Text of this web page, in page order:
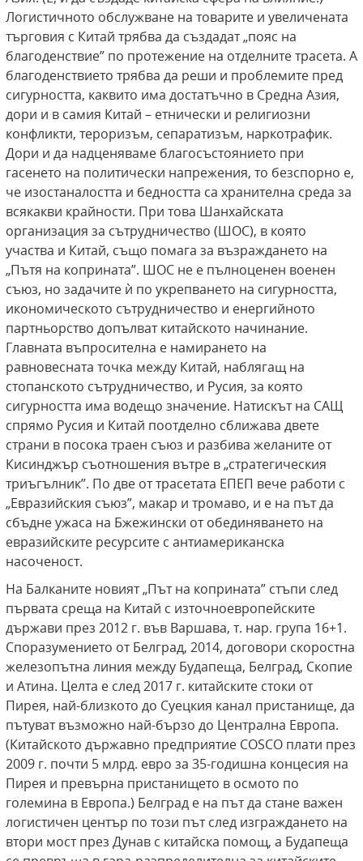
Логистичното обслужване на товарите и увеличената
търговия с Китай трябва да създадат „пояс на
благоденствие” по протежение на отделните трасета. А
благоденствието трябва да реши и проблемите пред
сигурността, каквито има достатъчно в Средна Азия,
дори и в самия Китай – етнически и религиозни
конфликти, тероризъм, сепаратизъм, наркотрафик.
Дори и да надценяваме благосъстоянието при
гасенето на политически напрежения, то безспорно е,
че изостаналостта и бедността са хранителна среда за
всякакви крайности. При това Шанхайската
организация за сътрудничество (ШОС), в която
участва и Китай, също помага за възраждането на
„Пътя на коприната”. ШОС не е пълноценен военен
съюз, но задачите ѝ по укрепването на сигурността,
икономическото сътрудничество и енергийното
партньорство допълват китайското начинание.
Главната въпросителна е намирането на
равновесната точка между Китай, наблягащ на
стопанското сътрудничество, и Русия, за която
сигурността има водещо значение. Натискът на САЩ
спрямо Русия и Китай поотделно сближава двете
страни в посока траен съюз и разбива желаните от
Кисинджър съотношения вътре в „стратегическия
триъгълник”. По две от трасетата ЕПЕП вече работи с
„Евразийския съюз”, макар и тромаво, и е на път да
сбъдне ужаса на Бжежински от обединяването на
евразийските ресурсите с антиамериканска
насоченост.
На Балканите новият „Път на коприната” стъпи след
първата среща на Китай с източноевропейските
държави през 2012 г. във Варшава, т. нар. група 16+1.
Споразумението от Белград, 2014, договори скоростна
железопътна линия между Будапеща, Белград, Скопие
и Атина. Целта е след 2017 г. китайските стоки от
Пирея, най-близкото до Суецкия канал пристанище, да
пътуват възможно най-бързо до Централна Европа.
(Китайското държавно предприятие COSCO плати през
2009 г. почти 5 млрд. евро за 35-годишна концесия на
Пирея и превърна пристанището в осмото по
големина в Европа.) Белград е на път да стане важен
логистичен център по този път след изграждането на
втори мост през Дунав с китайска помощ, а Будапеща